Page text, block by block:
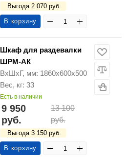
Выгода 2 070 руб.
В корзину
Шкаф для раздевалки
ШРМ-АК
ВхШхГ, мм: 1860х600х500
Вес, кг: 33
Есть в наличии
9 950
руб.
13 100
руб.
Выгода 3 150 руб.
В корзину